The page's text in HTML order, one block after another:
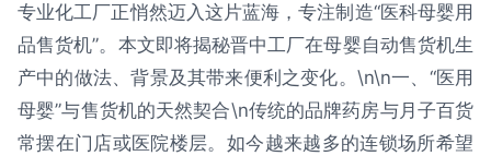
专业化工厂正悄然迈入这片蓝海，专注制造“医科母婴用
品售货机”。本文即将揭秘晋中工厂在母婴自动售货机生
产中的做法、背景及其带来便利之变化。\n\n一、“医用
母婴”与售货机的天然契合\n传统的品牌药房与月子百货
常摆在门店或医院楼层。如今越来越多的连锁场所希望